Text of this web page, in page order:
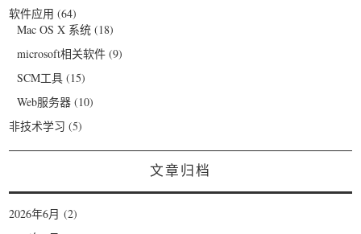
软件应用 (64)
Mac OS X 系统 (18)
microsoft相关软件 (9)
SCM工具 (15)
Web服务器 (10)
非技术学习 (5)
文章归档
2026年6月 (2)